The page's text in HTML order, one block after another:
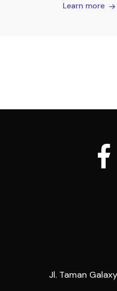
Learn more
Jl. Taman